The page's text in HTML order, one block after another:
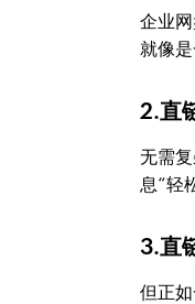
企业
就像
2.直
无需
息“轻
3.直
但正